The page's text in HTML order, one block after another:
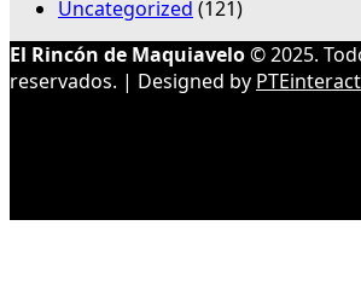
Uncategorized (121)
El Rincón de Maquiavelo© 2025.
reservados. | Designed by